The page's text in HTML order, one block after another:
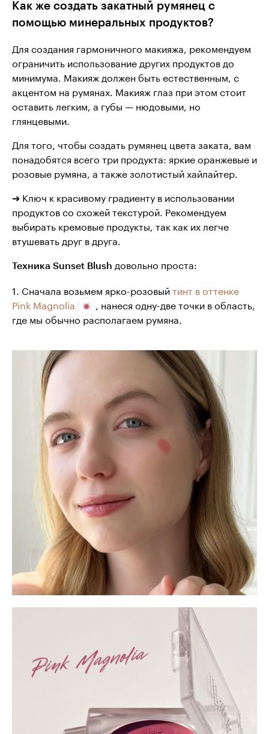
Как же создать закатный румянец с
помощью минеральных продуктов?
Для создания гармоничного макияжа, рекомендуем
ограничить использование других продуктов до
минимума. Макияж должен быть естественным, с
акцентом на румянах. Макияж глаз при этом стоит
оставить легким, а губы — нюдовыми, но
глянцевыми.
Для того, чтобы создать румянец цвета заката, вам
понадобятся всего три продукта: яркие оранжевые и
розовые румяна, а также золотистый хайлайтер.
➔ Ключ к красивому градиенту в использовании
продуктов со схожей текстурой. Рекомендуем
выбирать кремовые продукты, так как их легче
втушевать друг в друга.
Техника Sunset Blush довольно проста:
1. Сначала возьмем ярко-розовыйтинт в оттенке
Pink Magnolia
, нанеся одну-две точки в область,
где мы обычно располагаем румяна.